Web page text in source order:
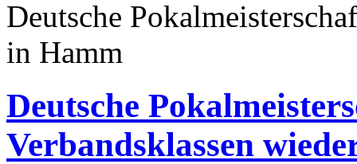
Deutsche
in Hamm
Deutsche
Verbandsklassen